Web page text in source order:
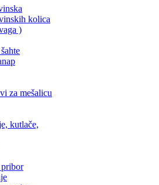
kolica
)
za mešalicu
kutlače,